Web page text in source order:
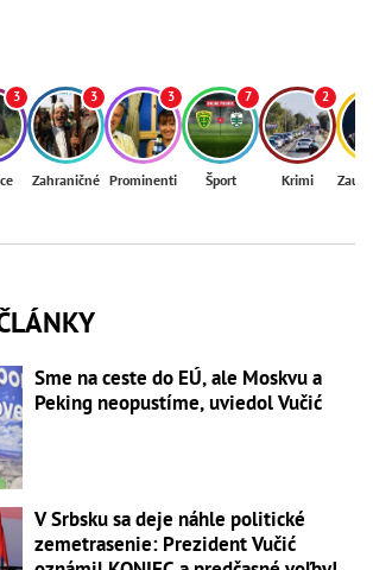
3 3
Zahraničné
3
Prominenti
7
Šport
2
Krimi
Sme na ceste do EÚ, ale Moskvu a
Peking neopustíme, uviedol Vučić
V Srbsku sa deje náhle politické
zemetrasenie: Prezident Vučić